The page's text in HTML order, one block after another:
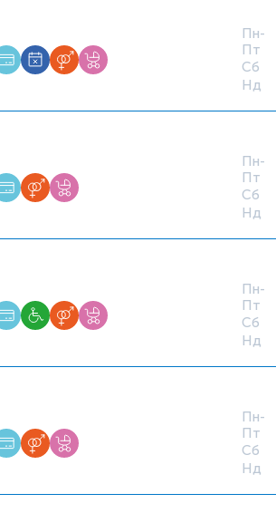
Пн-
Пт
Сб
Нд
Пн-
Пт
Сб
Нд
Пн-
Пт
Сб
Нд
Пн-
Пт
Сб
Нд